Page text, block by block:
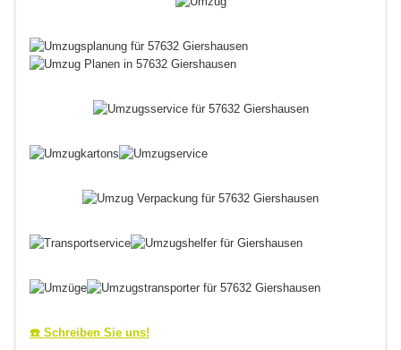
☎️ Schreiben Sie uns!